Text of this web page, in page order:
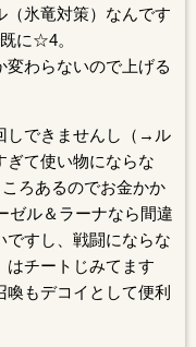
（氷竜対策）なんです
に☆4。
変わらないので上げる
しできませんし（→ル
ぎて使い物にならな
ろあるのでお金かか
ゼル＆ラーナなら間違
ですし、戦闘にならな
はチートじみてます
もデコイとして便利